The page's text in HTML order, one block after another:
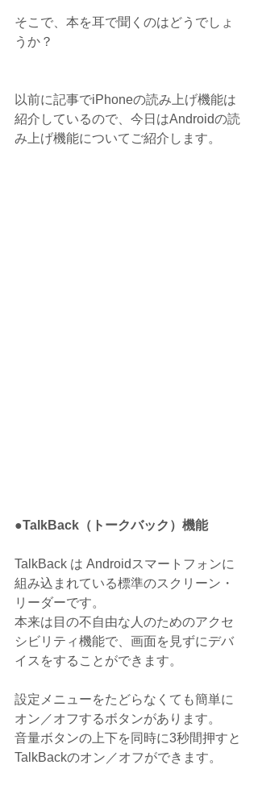
そこで、本を耳で聞くのはどうでしょ
うか？
以前に記事でiPhoneの読み上げ機能は
紹介しているので、今日はAndroidの読
み上げ機能についてご紹介します。
●TalkBack（トークバック）機能
TalkBack は Androidスマートフォンに
組み込まれている標準のスクリーン・
リーダーです。
本来は目の不自由な人のためのアクセ
シビリティ機能で、画面を見ずにデバ
イスをすることができます。
設定メニューをたどらなくても簡単に
オン／オフするボタンがあります。
音量ボタンの上下を同時に3秒間押すと
TalkBackのオン／オフができます。